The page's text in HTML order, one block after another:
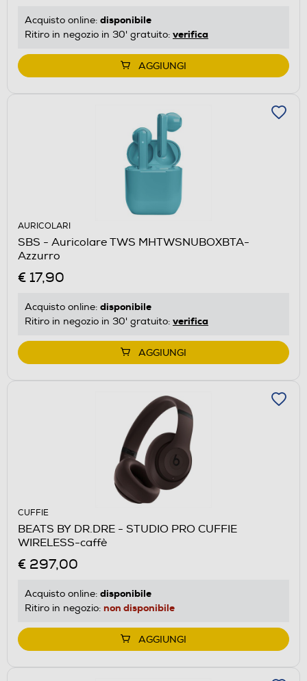
Acquisto online: disponibile
Ritiro in negozio in 30' gratuito: verifica
AGGIUNGI
AURICOLARI
SBS - Auricolare TWS MHTWSNUBOXBTA-
Azzurro
€ 17,90
Acquisto online: disponibile
Ritiro in negozio in 30' gratuito: verifica
AGGIUNGI
CUFFIE
BEATS BY DR.DRE - STUDIO PRO CUFFIE
WIRELESS-caffè
€ 297,00
Acquisto online: disponibile
Ritiro in negozio: non disponibile
AGGIUNGI